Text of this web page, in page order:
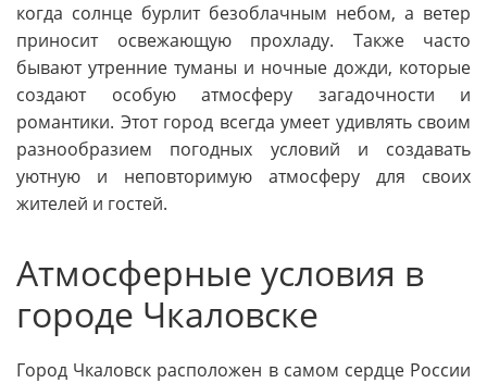
когда солнце бурлит безоблачным небом, а ветер
приносит освежающую прохладу. Также часто
бывают утренние туманы и ночные дожди, которые
создают особую атмосферу загадочности и
романтики. Этот город всегда умеет удивлять своим
разнообразием погодных условий и создавать
уютную и неповторимую атмосферу для своих
жителей и гостей.
Атмосферные условия в
городе Чкаловске
Город Чкаловск расположен в самом сердце России